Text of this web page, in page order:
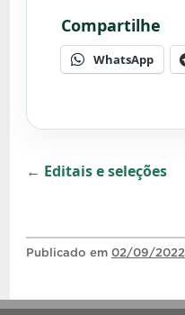
Compartilhe
WhatsApp
← Editais e seleções
Publicado em 02/09/2022